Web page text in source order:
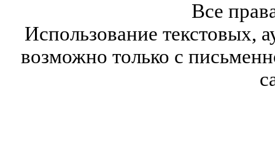
Все
Использование текстовых,
возможно только с